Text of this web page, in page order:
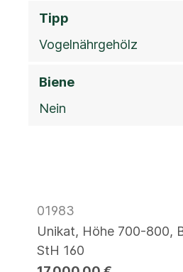
Tipp
Vogelnährgehölz
Biene
Nein
01983
Unikat, Höhe 700-800,
StH 160